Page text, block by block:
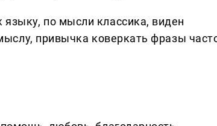
по мысли классика, виден
привычка коверкать фразы